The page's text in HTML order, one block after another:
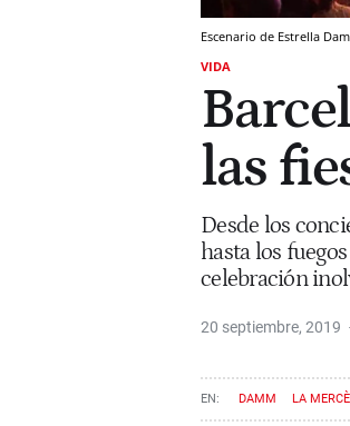
Escenario de Estrella
VIDA
las
Desde los
hasta los
celebración
20 septiembre, 2019
DAMM LA MERCÈ